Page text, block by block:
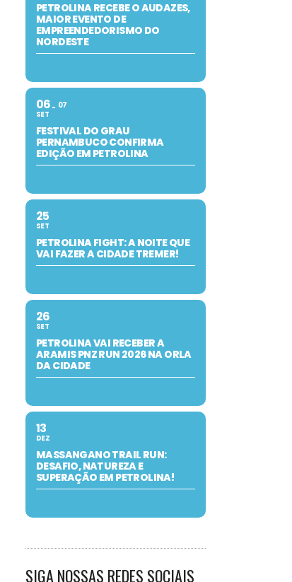
PETROLINA RECEBE O AUDAZES,
MAIOR EVENTO DE
EMPREENDEDORISMO DO
NORDESTE
06
SET
07
FESTIVAL DO GRAU
PERNAMBUCO CONFIRMA
EDIÇÃO EM PETROLINA
25
SET
PETROLINA FIGHT: A NOITE QUE
VAI FAZER A CIDADE TREMER!
26
SET
PETROLINA VAI RECEBER A
ARAMIS PNZ RUN 2026 NA ORLA
DA CIDADE
13
DEZ
MASSANGANO TRAIL RUN:
DESAFIO, NATUREZA E
SUPERAÇÃO EM PETROLINA!
SIGA NOSSAS REDES SOCIAIS